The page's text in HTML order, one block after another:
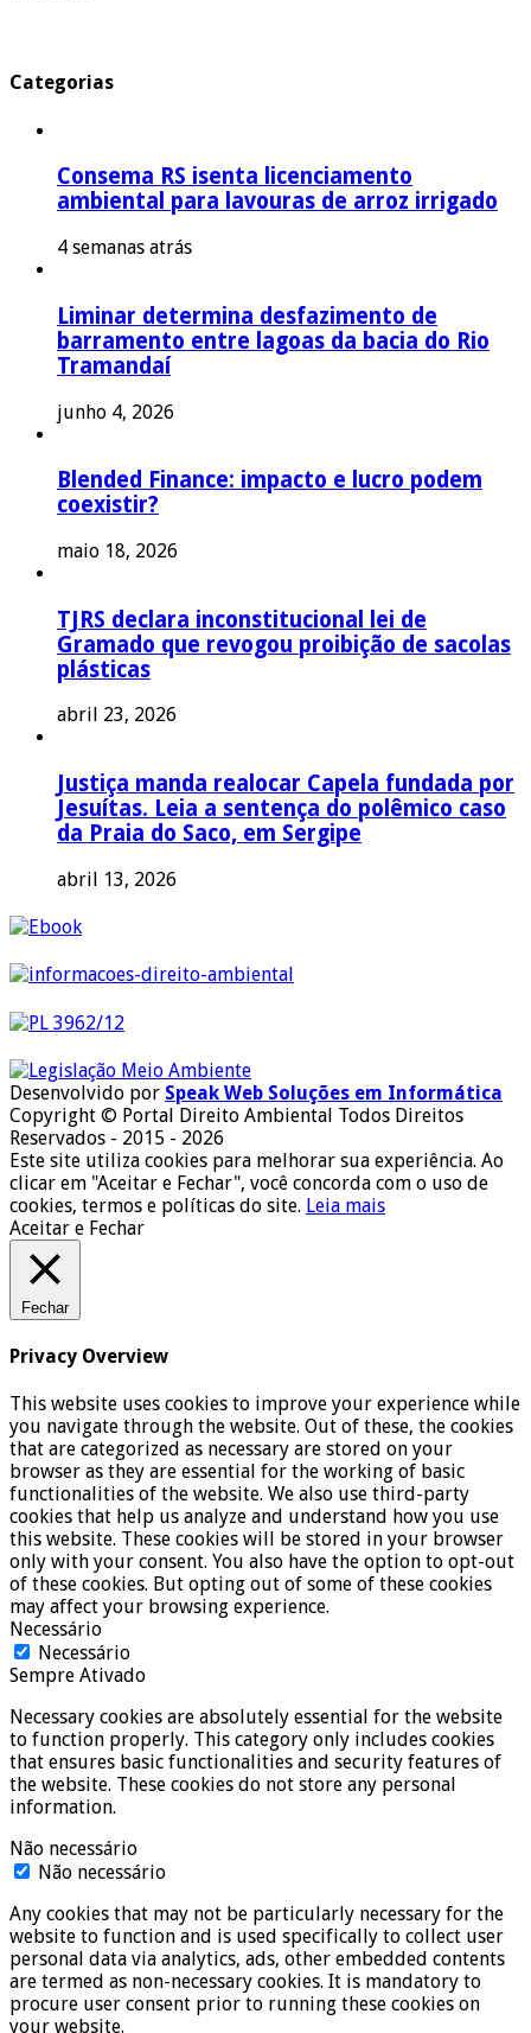
Categorias
Consema RS isenta licenciamento
ambiental para lavouras de arroz irrigado
4 semanas atrás
Liminar determina desfazimento de
barramento entre lagoas da bacia do Rio
Tramandaí
junho 4, 2026
Blended Finance: impacto e lucro podem
coexistir?
maio 18, 2026
TJRS declara inconstitucional lei de
Gramado que revogou proibição de sacolas
plásticas
abril 23, 2026
Justiça manda realocar Capela fundada por
Jesuítas. Leia a sentença do polêmico caso
da Praia do Saco, em Sergipe
abril 13, 2026
Desenvolvido por Speak Web Soluções em Informática
Copyright © Portal Direito Ambiental Todos Direitos
Reservados - 2015 - 2026
Este site utiliza cookies para melhorar sua experiência. Ao
clicar em "Aceitar e Fechar", você concorda com o uso de
cookies, termos e políticas do site. Leia mais
Aceitar e Fechar
Fechar
Privacy Overview
This website uses cookies to improve your experience while
you navigate through the website. Out of these, the cookies
that are categorized as necessary are stored on your
browser as they are essential for the working of basic
functionalities of the website. We also use third-party
cookies that help us analyze and understand how you use
this website. These cookies will be stored in your browser
only with your consent. You also have the option to opt-out
of these cookies. But opting out of some of these cookies
may affect your browsing experience.
Necessário
Necessário
Sempre Ativado
Necessary cookies are absolutely essential for the website
to function properly. This category only includes cookies
that ensures basic functionalities and security features of
the website. These cookies do not store any personal
information.
Não necessário
Não necessário
Any cookies that may not be particularly necessary for the
website to function and is used specifically to collect user
personal data via analytics, ads, other embedded contents
are termed as non-necessary cookies. It is mandatory to
procure user consent prior to running these cookies on
your website.